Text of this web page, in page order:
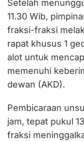
Setelah
11.30 Wib,
fraksi-fraksi
rapat khusus 1
alot untuk
memenuhi
dewan (AKD).
Pembicaraan
jam, tepat pukul
fraksi